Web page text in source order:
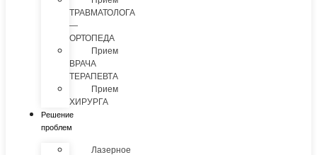
ТРАВМАТОЛОГА
—
ОРТОПЕДА
Прием
ВРАЧА
ТЕРАПЕВТА
Прием
ХИРУРГА
Решение
проблем
Лазерное